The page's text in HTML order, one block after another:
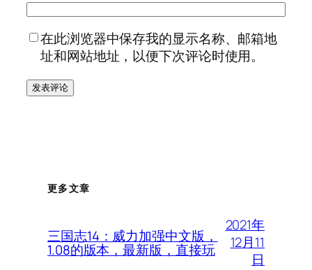
在此浏览器中保存我的显示名称、邮箱地
址和网站地址，以便下次评论时使用。
更多文章
三国志14：威力加强中文版，
1.08的版本，最新版，直接玩
2021年
12月11
日